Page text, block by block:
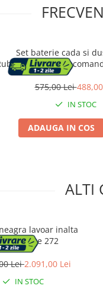
Set baterie cada si
jeturi, Cromat
575,00 Lei
IN STOC
ADAUGA IN COS
ALTI
lavoar inalta
Balance 272
Lei2.091,00 Lei
IN STOC